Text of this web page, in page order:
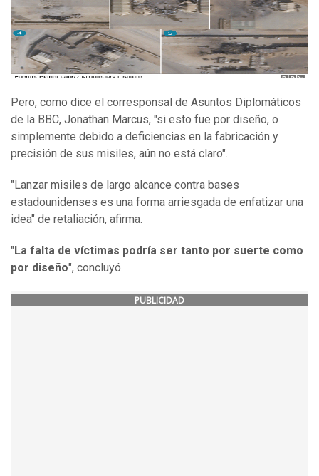
Pero, como dice el corresponsal de Asuntos Diplomáticos
de la BBC, Jonathan Marcus, "si esto fue por diseño, o
simplemente debido a deficiencias en la fabricación y
precisión de sus misiles, aún no está claro".
"Lanzar misiles de largo alcance contra bases
estadounidenses es una forma arriesgada de enfatizar una
idea" de retaliación, afirma.
" La falta de víctimas podría ser tanto por suerte como
por diseño", concluyó.
PUBLICIDAD